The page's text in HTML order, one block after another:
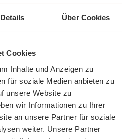
Details Über Cookies
Cookies
Inhalte und Anzeigen zu
für soziale Medien anbieten zu
unsere Website zu
wir Informationen zu Ihrer
an unsere Partner für soziale
weiter. Unsere Partner
oder Ihrer Terrasse.
84/47 cm
mit vielen anderen
Diese und weitere
im Shop!